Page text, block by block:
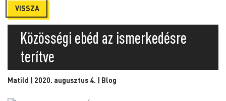
VISSZA
Közösségi ebéd az ismerkedésre
terítve
Matild | 2020. augusztus 4. | Blog